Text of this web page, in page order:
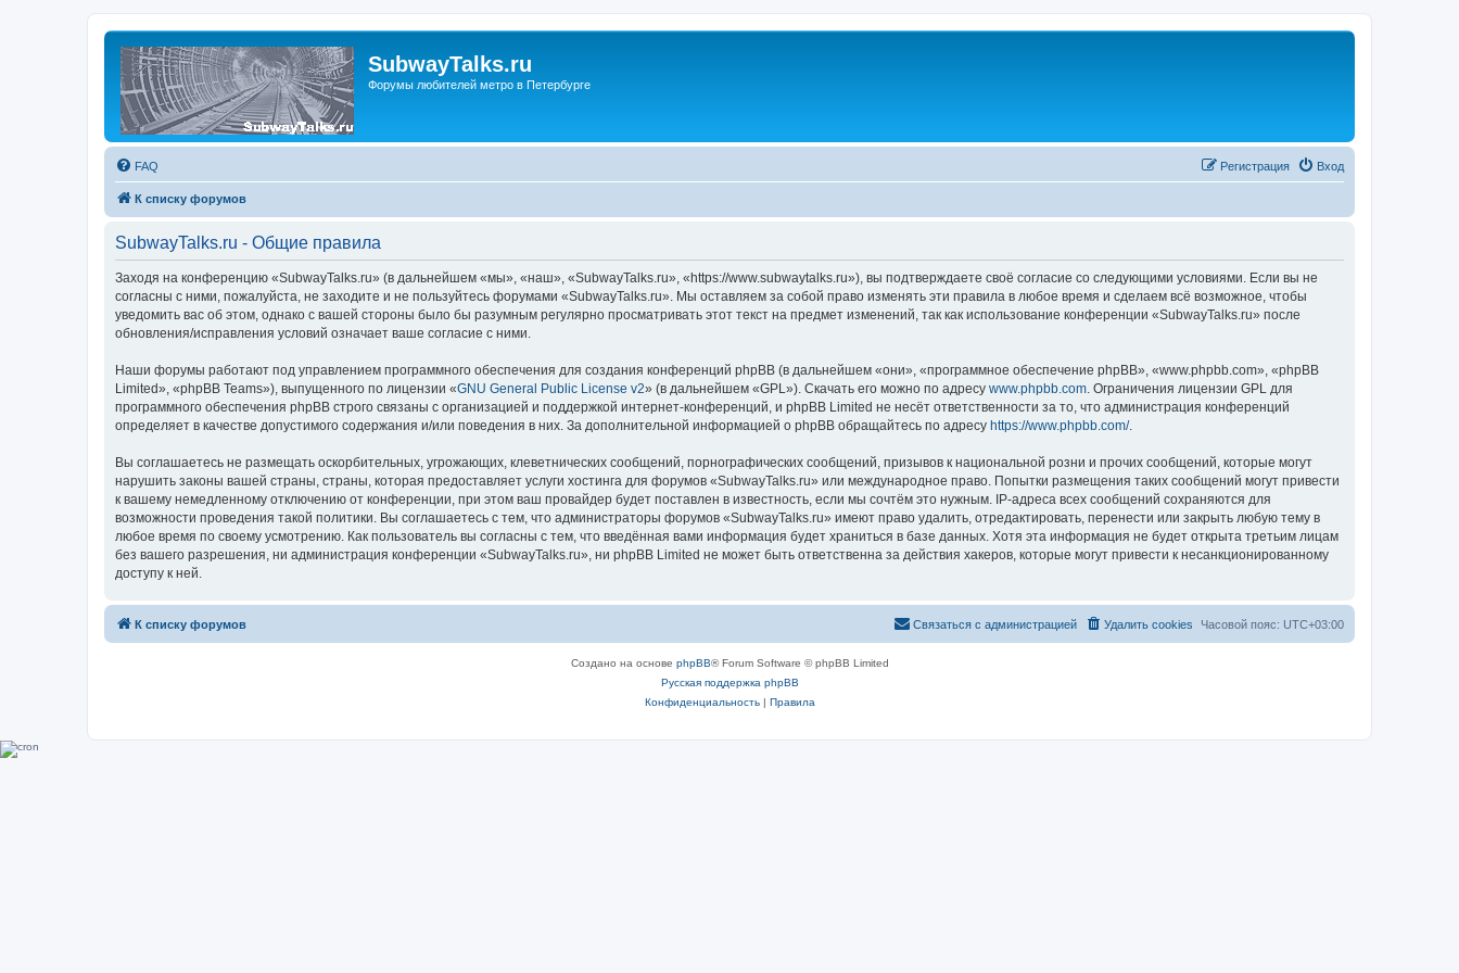
SubwayTalks.ru
Форумы любителей метро в Петербурге
FAQ Вход
Регистрация
К списку форумов
SubwayTalks.ru - Общие правила
Заходя на конференцию «SubwayTalks.ru» (в дальнейшем «мы», «наш», «SubwayTalks.ru», «https://www.subwaytalks.ru»), вы подтверждаете своё согласие со следующими условиями. Если вы не
согласны с ними, пожалуйста, не заходите и не пользуйтесь форумами «SubwayTalks.ru». Мы оставляем за собой право изменять эти правила в любое время и сделаем всё возможное, чтобы
уведомить вас об этом, однако с вашей стороны было бы разумным регулярно просматривать этот текст на предмет изменений, так как использование конференции «SubwayTalks.ru» после
обновления/исправления условий означает ваше согласие с ними.
Наши форумы работают под управлением программного обеспечения для создания конференций phpBB (в дальнейшем «они», «программное обеспечение phpBB», «www.phpbb.com», «phpBB
Limited», «phpBB Teams»), выпущенного по лицензии «GNU General Public License v2» (в дальнейшем «GPL»). Скачать его можно по адресу www.phpbb.com. Ограничения лицензии GPL для
программного обеспечения phpBB строго связаны с организацией и поддержкой интернет-конференций, и phpBB Limited не несёт ответственности за то, что администрация конференций
определяет в качестве допустимого содержания и/или поведения в них. За дополнительной информацией о phpBB обращайтесь по адресу https://www.phpbb.com/.
Вы соглашаетесь не размещать оскорбительных, угрожающих, клеветнических сообщений, порнографических сообщений, призывов к национальной розни и прочих сообщений, которые могут
нарушить законы вашей страны, страны, которая предоставляет услуги хостинга для форумов «SubwayTalks.ru» или международное право. Попытки размещения таких сообщений могут привести
к вашему немедленному отключению от конференции, при этом ваш провайдер будет поставлен в известность, если мы сочтём это нужным. IP-адреса всех сообщений сохраняются для
возможности проведения такой политики. Вы соглашаетесь с тем, что администраторы форумов «SubwayTalks.ru» имеют право удалить, отредактировать, перенести или закрыть любую тему в
любое время по своему усмотрению. Как пользователь вы согласны с тем, что введённая вами информация будет храниться в базе данных. Хотя эта информация не будет открыта третьим лицам
без вашего разрешения, ни администрация конференции «SubwayTalks.ru», ни phpBB Limited не может быть ответственна за действия хакеров, которые могут привести к несанкционированному
доступу к ней.
К списку форумов Часовой пояс: UTC+03:00
Удалить cookies
Связаться с администрацией
Создано на основе phpBB® Forum Software © phpBB Limited
Русская поддержка phpBB
Конфиденциальность| Правила